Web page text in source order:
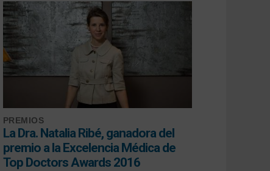
PREMIOS
La Dra. Natalia Ribé, ganadora del
premio a la Excelencia Médica de
Top Doctors Awards 2016